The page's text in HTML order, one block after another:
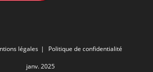
légales Politique de confidentialité
janv. 2025